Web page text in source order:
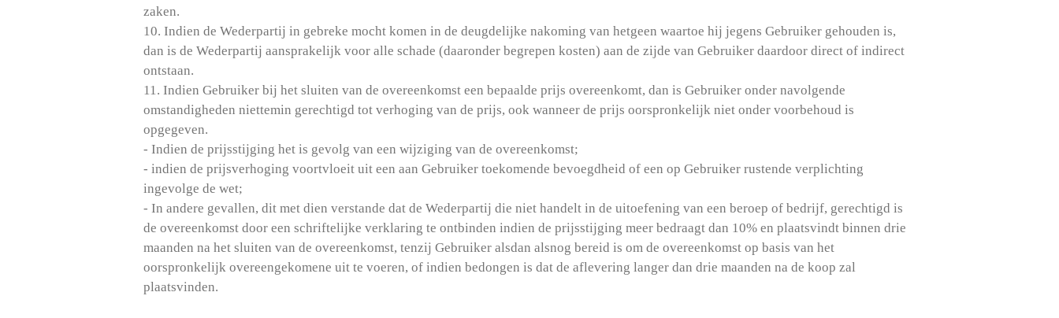
zaken.
10. Indien de Wederpartij in gebreke mocht komen in de deugdelijke nakoming van hetgeen waartoe hij jegens Gebruiker gehouden is,
dan is de Wederpartij aansprakelijk voor alle schade (daaronder begrepen kosten) aan de zijde van Gebruiker daardoor direct of indirect
ontstaan.
11. Indien Gebruiker bij het sluiten van de overeenkomst een bepaalde prijs overeenkomt, dan is Gebruiker onder navolgende
omstandigheden niettemin gerechtigd tot verhoging van de prijs, ook wanneer de prijs oorspronkelijk niet onder voorbehoud is
opgegeven.
- Indien de prijsstijging het is gevolg van een wijziging van de overeenkomst;
- indien de prijsverhoging voortvloeit uit een aan Gebruiker toekomende bevoegdheid of een op Gebruiker rustende verplichting
ingevolge de wet;
- In andere gevallen, dit met dien verstande dat de Wederpartij die niet handelt in de uitoefening van een beroep of bedrijf, gerechtigd is
de overeenkomst door een schriftelijke verklaring te ontbinden indien de prijsstijging meer bedraagt dan 10% en plaatsvindt binnen drie
maanden na het sluiten van de overeenkomst, tenzij Gebruiker alsdan alsnog bereid is om de overeenkomst op basis van het
oorspronkelijk overeengekomene uit te voeren, of indien bedongen is dat de aflevering langer dan drie maanden na de koop zal
plaatsvinden.